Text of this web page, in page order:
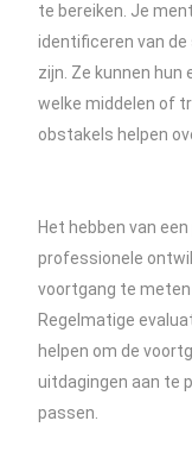
te bereiken. Je
identificeren van
zijn. Ze kunnen hun
welke middelen of
obstakels helpen
Het hebben van
professionele
voortgang te meten
Regelmatige
helpen om de
uitdagingen aan te
passen.